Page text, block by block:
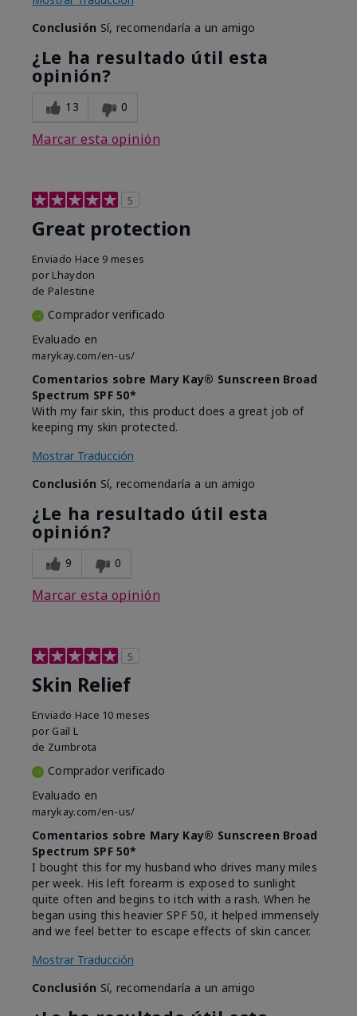
Conclusión Sí, recomendaría a un amigo
¿Le ha resultado útil esta
opinión?
13 0
Marcar esta opinión
5
Great protection
Enviado Hace 9 meses
por Lhaydon
de Palestine
Comprador verificado
Evaluado en
marykay.com/en-us/
Comentarios sobre Mary Kay® Sunscreen Broad
Spectrum SPF 50*
With my fair skin, this product does a great job of
keeping my skin protected.
Mostrar Traducción
Conclusión Sí, recomendaría a un amigo
¿Le ha resultado útil esta
opinión?
9 0
Marcar esta opinión
5
Skin Relief
Enviado Hace 10 meses
por Gail L
de Zumbrota
Comprador verificado
Evaluado en
marykay.com/en-us/
Comentarios sobre Mary Kay® Sunscreen Broad
Spectrum SPF 50*
I bought this for my husband who drives many miles
per week. His left forearm is exposed to sunlight
quite often and begins to itch with a rash. When he
began using this heavier SPF 50, it helped immensely
and we feel better to escape effects of skin cancer.
Mostrar Traducción
Conclusión Sí, recomendaría a un amigo